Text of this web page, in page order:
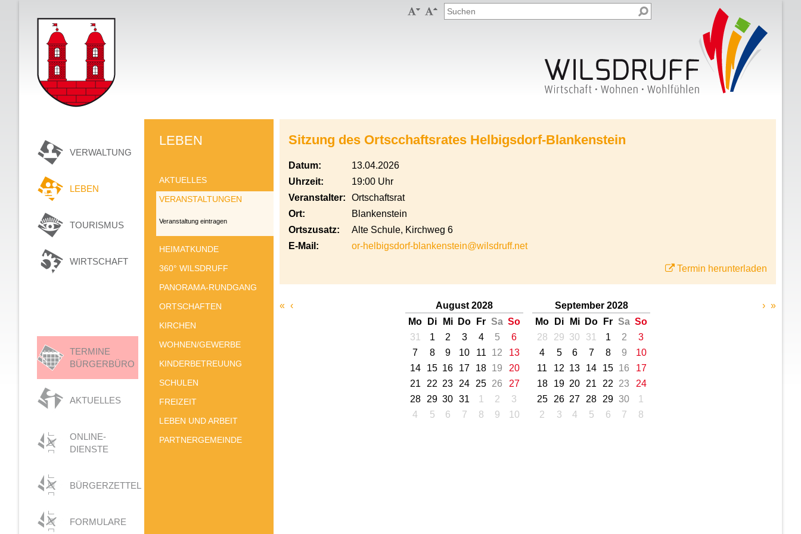
 
VERWALTUNG
LEBEN
TOURISMUS
WIRTSCHAFT
TERMINE
BÜRGERBÜRO
AKTUELLES
ONLINE-
DIENSTE
BÜRGERZETTEL
FORMULARE
LEBEN
AKTUELLES
VERANSTALTUNGEN
Veranstaltung eintragen
HEIMATKUNDE
360° WILSDRUFF
PANORAMA-RUNDGANG
ORTSCHAFTEN
KIRCHEN
WOHNEN/GEWERBE
KINDERBETREUUNG
SCHULEN
FREIZEIT
LEBEN UND ARBEIT
PARTNERGEMEINDE
Sitzung des Ortscchaftsrates Helbigsdorf-Blankenstein
Datum:
13.04.2026
Uhrzeit:
19:00 Uhr
Veranstalter:
Ortschaftsrat
Ort:
Blankenstein
Ortszusatz:
Alte Schule, Kirchweg 6
E-Mail:
or-helbigsdorf-blankenstein@wilsdruff.net
Termin herunterladen
« ‹
August 2028
Mo
Di Mi Do Fr Sa So
31
1 2 3 4 5
6
7
8 9 10 11 12
13
14
15 16 17 18 19
20
21
22 23 24 25 26
27
28
29 30 31 1 2
3
4
5 6 7 8 9 10
September 2028
Mo
Di Mi Do Fr Sa So
28
29 30 31 1 2
3
4
5 6 7 8 9
10
11
12 13 14 15 16
17
18
19 20 21 22 23
24
25
26 27 28 29 30
1
2
3 4 5 6 7 8
› »